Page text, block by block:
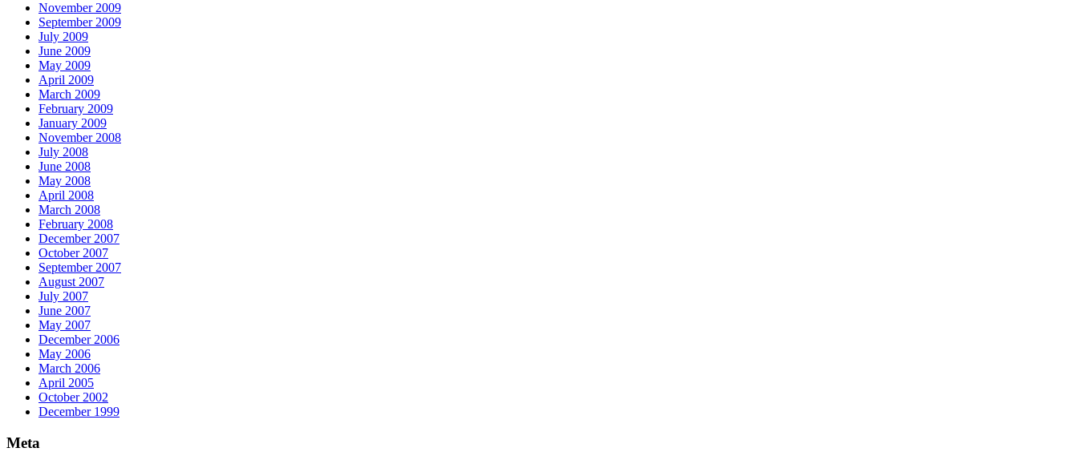
November 2009
September 2009
July 2009
June 2009
May 2009
April 2009
March 2009
February 2009
January 2009
November 2008
July 2008
June 2008
May 2008
April 2008
March 2008
February 2008
December 2007
October 2007
September 2007
August 2007
July 2007
June 2007
May 2007
December 2006
May 2006
March 2006
April 2005
October 2002
December 1999
Meta